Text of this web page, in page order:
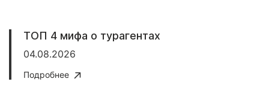
ТОП 4 мифа о турагентах
04.08.2026
Подробнее